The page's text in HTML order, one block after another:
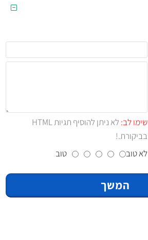
שימו לב:
לא ניתן להוסיף תגיות HTML
בביקורת.!
לא טוב טוב
המשך